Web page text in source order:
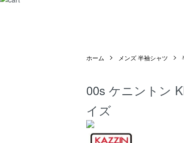
ホーム メンズ 半袖シャツ
00s ケニントン
イズ